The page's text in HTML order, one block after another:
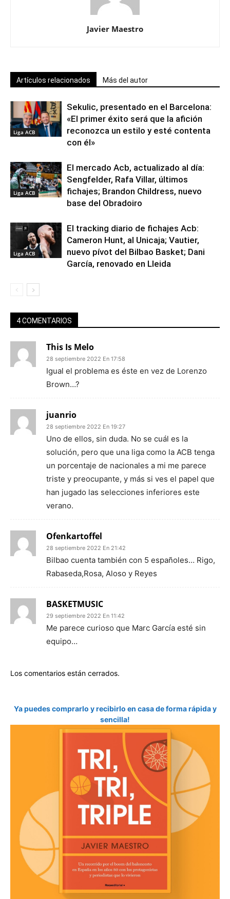
Javier Maestro
Artículos relacionados Más del autor
Liga ACB
Sekulic, presentado en el Barcelona:
«El primer éxito será que la afición
reconozca un estilo y esté contenta
con él»
Liga ACB
El mercado Acb, actualizado al día:
Sengfelder, Rafa Villar, últimos
fichajes; Brandon Childress, nuevo
base del Obradoiro
Liga ACB
El tracking diario de fichajes Acb:
Cameron Hunt, al Unicaja; Vautier,
nuevo pívot del Bilbao Basket; Dani
García, renovado en Lleida
4 COMENTARIOS
This Is Melo
28 septiembre 2022 En 17:58
Igual el problema es éste en vez de Lorenzo
Brown…?
juanrio
28 septiembre 2022 En 19:27
Uno de ellos, sin duda. No se cuál es la
solución, pero que una liga como la ACB tenga
un porcentaje de nacionales a mi me parece
triste y preocupante, y más si ves el papel que
han jugado las selecciones inferiores este
verano.
Ofenkartoffel
28 septiembre 2022 En 21:42
Bilbao cuenta también con 5 españoles… Rigo,
Rabaseda,Rosa, Aloso y Reyes
BASKETMUSIC
29 septiembre 2022 En 11:42
Me parece curioso que Marc García esté sin
equipo…
Los comentarios están cerrados.
Ya puedes comprarlo y recibirlo en casa de forma rápida y
sencilla!